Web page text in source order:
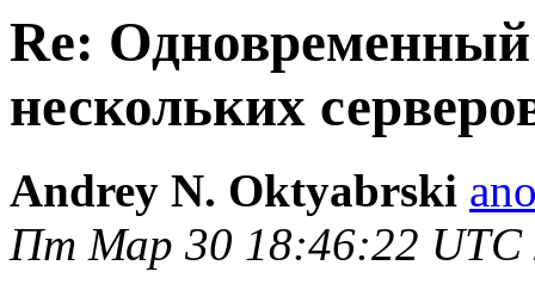
Re: Одновременный
нескольких
Andrey N. Oktyabrski
Пт Мар 30 18:46:22 UTC